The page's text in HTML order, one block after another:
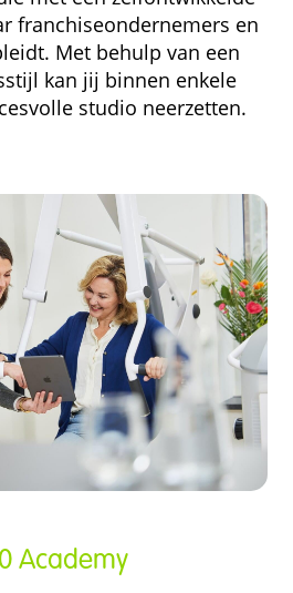
franchiseondernemers en
Met behulp van een
kan jij binnen enkele
studio neerzetten.
Academy